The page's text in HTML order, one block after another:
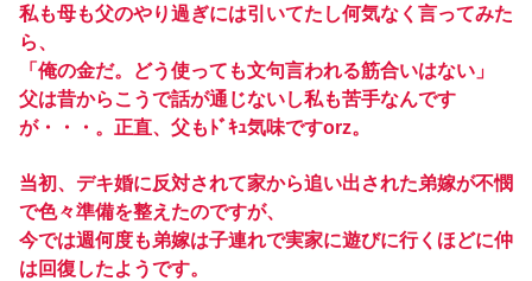
私も母も父のやり過ぎには引いてたし何気なく言ってみた
ら、
「俺の金だ。どう使っても文句言われる筋合いはない」
父は昔からこうで話が通じないし私も苦手なんです
が・・・。正直、父もﾄﾞｷｭ気味ですorz。
当初、デキ婚に反対されて家から追い出された弟嫁が不憫
で色々準備を整えたのですが、
今では週何度も弟嫁は子連れで実家に遊びに行くほどに仲
は回復したようです。